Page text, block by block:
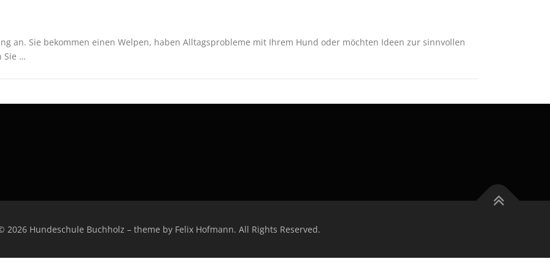
an. Sie bekommen einen Welpen, haben Alltagsprobleme mit Ihrem Hund oder möchten Ideen zur sinnvollen
Sie …
2026 Hundeschule Buchholz – theme by Felix Hofmann. All Rights Reserved.